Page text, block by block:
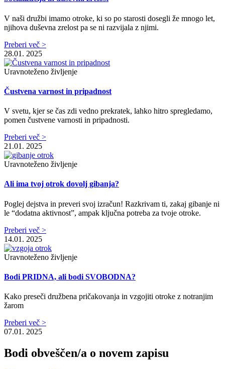
V naši družbi imamo otroke, ki so po starosti dosegli že mnogo let,
njihova duševna zrelost pa se ni razvijala z njimi.
Preberi več >
28.01. 2025
Uravnoteženo življenje
Čustvena varnost in pripadnost
V svetu, kjer se čas zdi vedno prekratek, lahko hitro spregledamo,
pomen čustvene varnosti in pripadnosti.
Preberi več >
21.01. 2025
Uravnoteženo življenje
Ali ima tvoj otrok dovolj gibanja?
Poglej dejstva in preveri svoj izračun! Razkrivam ti, zakaj gibanje ni
le “dodatna aktivnost”, ampak ključna potreba za tvoje otroke.
Preberi več >
14.01. 2025
Uravnoteženo življenje
Bodi PRIDNA, ali bodi SVOBODNA?
Kako preseči družbena pričakovanja in vzgojiti otroke z notranjim
žarom
Preberi več >
07.01. 2025
Bodi obveščen/a o novem zapisu